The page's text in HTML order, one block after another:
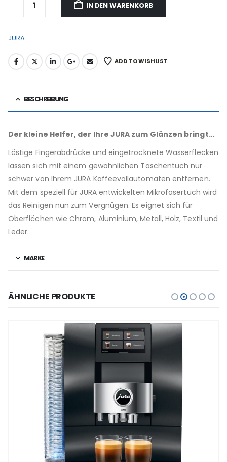
IN DEN WARENKORB
JURA
ADD TO WISHLIST
BESCHREIBUNG
Der kleine Helfer, der Ihre JURA zum Glänzen bringt…
Lästige Fingerabdrücke und eingetrocknete Wasserflecken
lassen sich mit einem gewöhnlichen Taschentuch nur
schwer von Ihrem JURA Kaffeevollautomaten entfernen.
Mit dem speziell für JURA entwickelten Mikrofasertuch wird
das Reinigen nun zum Vergnügen. Es eignet sich für
Oberflächen wie Chrom, Aluminium, Metall, Holz, Textil und
Leder.
MARKE
ÄHNLICHE PRODUKTE